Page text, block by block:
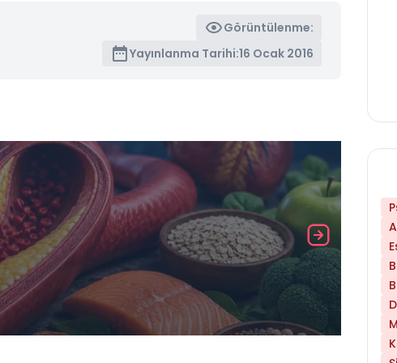
Görüntülenme:
Yayınlanma Tarihi:16 Ocak 2016